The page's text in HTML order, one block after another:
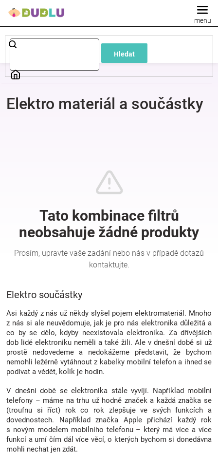
Hledat
Dětské
a
zábava
pro
děti
Těhotenské
oblečení
Novinky
Značky
Elektro materiál a součástky
Elektro součástky
Asi každý z nás už někdy slyšel pojem elektromateriál. Mnoho
z nás si ale neuvědomuje, jak je pro nás elektronika důležitá a
co by se dělo, kdyby neexistovala elektronika. Za dřívějších
dob lidé elektroniku neměli a také žili. Ale v dnešní době si už
prostě nedovedeme a nedokážeme představit, že bychom
nemohli ležérně vytáhnout z kabelky mobilní telefon a ihned se
podívat a vědět, kolik je hodin.
V dnešní době se elektronika stále vyvíjí. Například mobilní
telefony – máme na trhu už hodně značek a každá značka se
(troufnu si říct) rok co rok zlepšuje ve svých funkcích a
dovednostech. Například značka Apple přichází každý rok
s novým modelem mobilního telefonu – který má více a více
funkcí a umí čím dál více věcí, o kterých bychom si donedávna
mohli nechat jen zdát.